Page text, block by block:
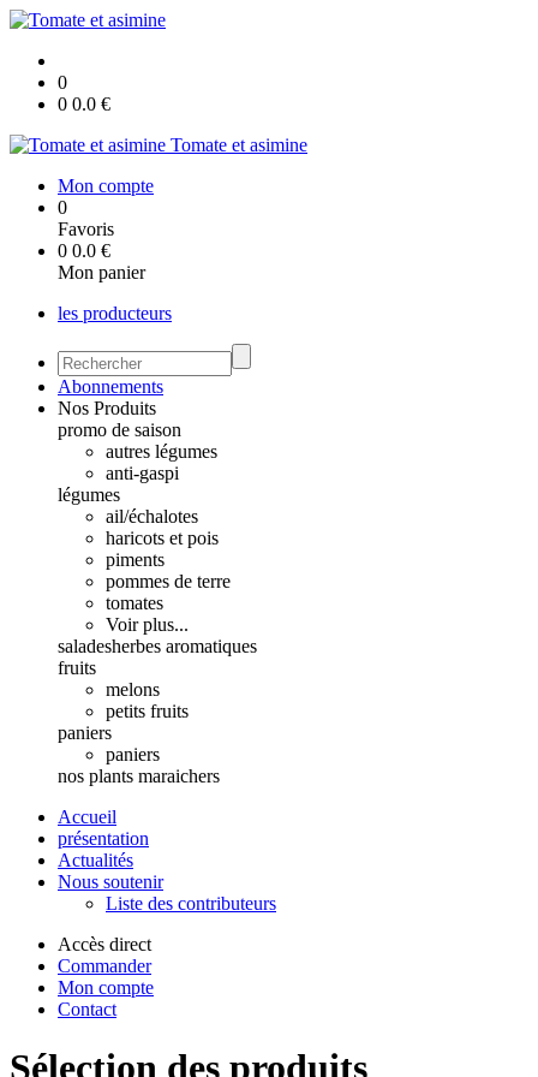
0
0 0.0 €
Tomate et asimine
Mon compte
0
Favoris
0 0.0 €
Mon panier
les producteurs
Abonnements
Nos Produits
promo de saison
autres légumes
anti-gaspi
légumes
ail/échalotes
haricots et pois
piments
pommes de terre
tomates
Voir plus...
saladesherbes aromatiques
fruits
melons
petits fruits
paniers
paniers
nos plants maraichers
Accueil
présentation
Actualités
Nous soutenir
Liste des contributeurs
Accès direct
Commander
Mon compte
Contact
Sélection des produits